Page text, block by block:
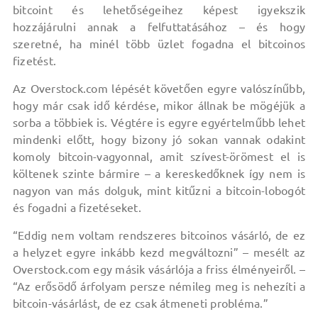
bitcoint és lehetőségeihez képest igyekszik
hozzájárulni annak a felfuttatásához – és hogy
szeretné, ha minél több üzlet fogadna el bitcoinos
fizetést.
Az Overstock.com lépését követően egyre valószínűbb,
hogy már csak idő kérdése, mikor állnak be mögéjük a
sorba a többiek is. Végtére is egyre egyértelműbb lehet
mindenki előtt, hogy bizony jó sokan vannak odakint
komoly bitcoin-vagyonnal, amit szívest-örömest el is
költenek szinte bármire – a kereskedőknek így nem is
nagyon van más dolguk, mint kitűzni a bitcoin-lobogót
és fogadni a fizetéseket.
“Eddig nem voltam rendszeres bitcoinos vásárló, de ez
a helyzet egyre inkább kezd megváltozni” – mesélt az
Overstock.com egy másik vásárlója a friss élményeiről. –
“Az erősödő árfolyam persze némileg meg is nehezíti a
bitcoin-vásárlást, de ez csak átmeneti probléma.”